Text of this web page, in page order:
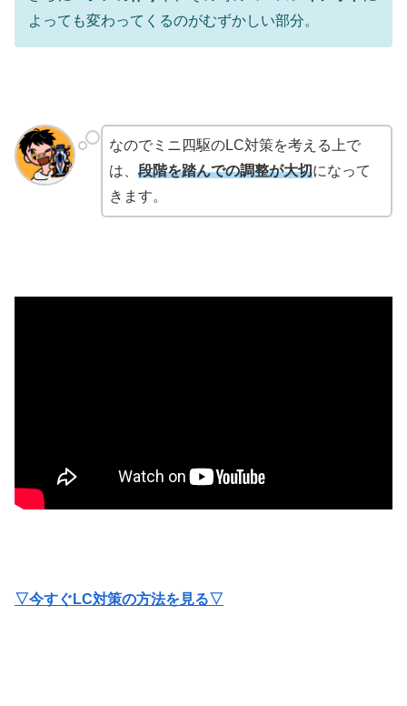
よっても変わってくるのがむずかしい部分。
なのでミニ四駆のLC対策を考える上で
は、 段階を踏んでの調整が大切になって
きます。
▽今すぐLC対策の方法を見る▽